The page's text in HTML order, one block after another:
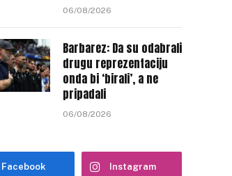
06/08/2026
Barbarez: Da su odabrali
drugu reprezentaciju
onda bi ‘birali’, a ne
pripadali
06/08/2026
Facebook Instagram